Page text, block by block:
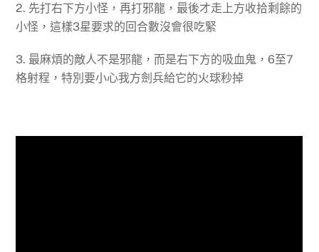
2. 先打右下方小怪，再打邪龍，最後才走上方收拾剩餘的
小怪，這樣3星要求的回合數沒會很吃緊
3. 最麻煩的敵人不是邪龍，而是右下方的吸血鬼，6至7
格射程，特別要小心我方劍兵給它的火球秒掉